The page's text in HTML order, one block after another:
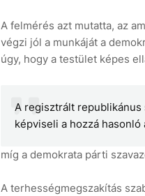
A felmérés azt mutatta, az
végzi jól a munkáját a
úgy, hogy a testület képes
A regisztrált republikánus
képviseli a hozzá
míg a demokrata párti
A terhességmegszakítás